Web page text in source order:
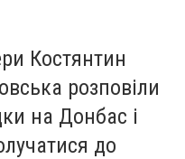
Костянтин
розповіли
на Донбас і
до